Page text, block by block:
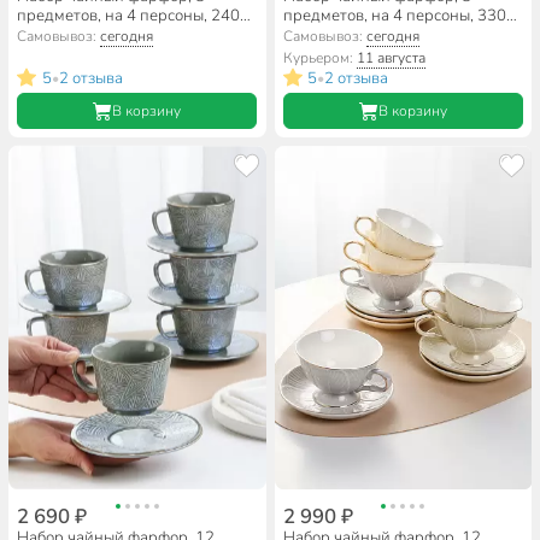
предметов, на 4 персоны, 240
мл, металлическая подставка,
Rosario, Любовь, Ф11-004К/8
Самовывоз:сегодня
5•2 отзыва
В корзину
предметов, на 4 персоны, 330
мл, Lefard, Гортензия, 415-2290
Самовывоз: сегодня
Курьером: 11 августа
5•2 отзыва
В корзину
2 690 ₽ 2 990 ₽